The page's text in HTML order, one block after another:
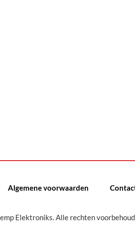
Algemene voorwaarden
Elektroniks. Alle rechten